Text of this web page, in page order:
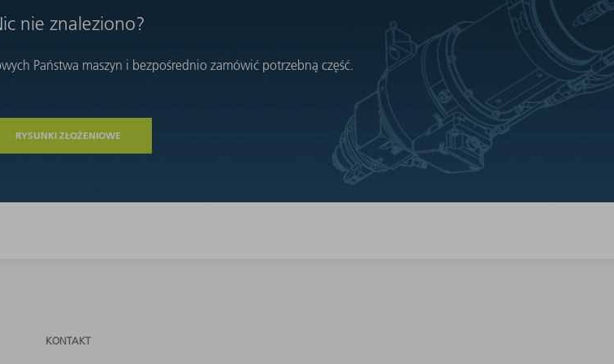
nie znaleziono?
Państwa maszyn i bezpośrednio zamówić potrzebną część.
RYSUNKI ZŁOŻENIOWE
KONTAKT